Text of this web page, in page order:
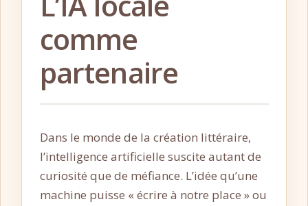
comme
partenaire
Dans le monde de la création littéraire,
l’intelligence artificielle suscite autant de
curiosité que de méfiance. L’idée qu’une
machine puisse « écrire à notre place » ou